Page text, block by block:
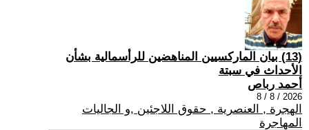
(13) بيان الماركسيين المناهضين للرأسمالية بشأن
الأحداث في سبتة
أحمد رباص
2026 / 8 / 8
الهجرة , العنصرية , حقوق اللاجئين ,و الجاليات
المهاجرة